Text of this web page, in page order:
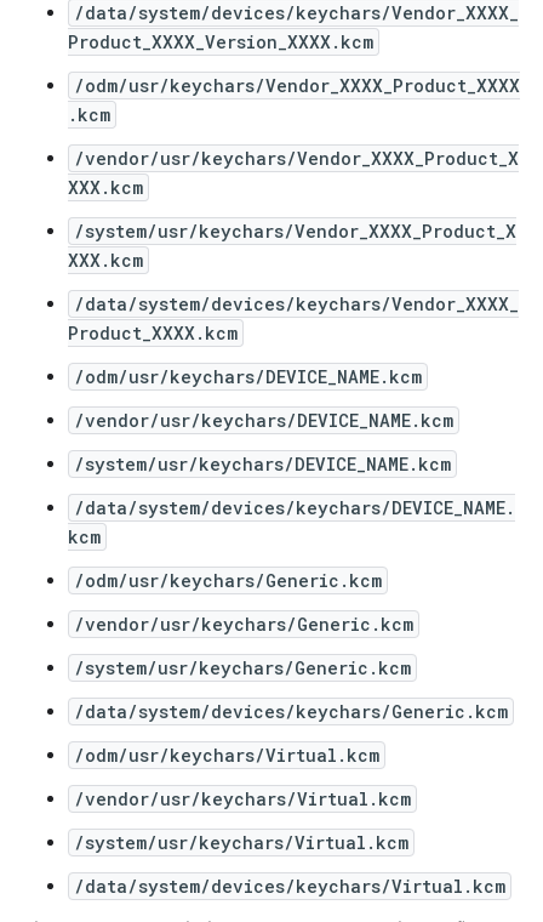
/data/system/devices/keychars/Vendor_XXXX_
Product_XXXX_Version_XXXX.kcm
/odm/usr/keychars/Vendor_XXXX_Product_XXXX
.kcm
/vendor/usr/keychars/Vendor_XXXX_Product_X
XXX.kcm
/system/usr/keychars/Vendor_XXXX_Product_X
XXX.kcm
/data/system/devices/keychars/Vendor_XXXX_
Product_XXXX.kcm
/odm/usr/keychars/DEVICE_NAME.kcm
/vendor/usr/keychars/DEVICE_NAME.kcm
/system/usr/keychars/DEVICE_NAME.kcm
/data/system/devices/keychars/DEVICE_NAME.
kcm
/odm/usr/keychars/Generic.kcm
/vendor/usr/keychars/Generic.kcm
/system/usr/keychars/Generic.kcm
/data/system/devices/keychars/Generic.kcm
/odm/usr/keychars/Virtual.kcm
/vendor/usr/keychars/Virtual.kcm
/system/usr/keychars/Virtual.kcm
/data/system/devices/keychars/Virtual.kcm